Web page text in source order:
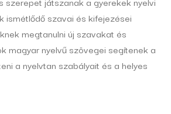
ismétlődő szavai és kifejezései
megtanulni új szavakat és
magyar nyelvű szövegei segítenek a
a nyelvtan szabályait és a helyes